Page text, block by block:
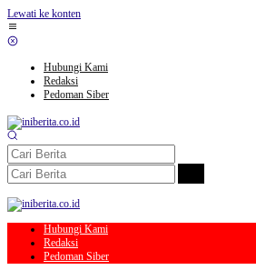
Lewati ke konten
Hubungi Kami
Redaksi
Pedoman Siber
Hubungi Kami
Redaksi
Pedoman Siber